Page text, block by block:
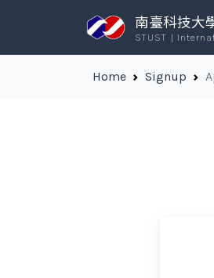
南臺科技大
STUST |
Home Signup